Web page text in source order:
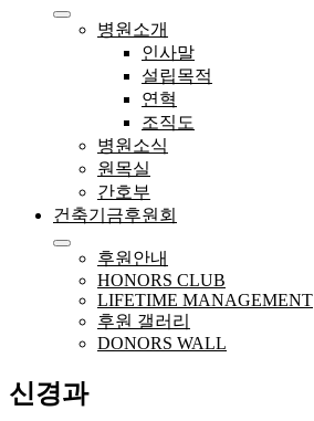
병원소개
인사말
설립목적
연혁
조직도
병원소식
원목실
간호부
건축기금후원회
후원안내
HONORS CLUB
LIFETIME MANAGEMENT
후원 갤러리
DONORS WALL
신경과